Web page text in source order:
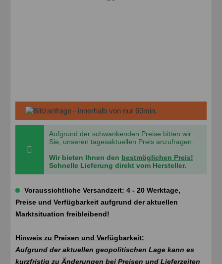
Aufgrund der schwankenden Preise bitten wir
Sie, unseren tagesaktuellen Preis anzufragen.
Wir bieten Ihnen den bestmöglichen Preis!
Schnelle Lieferung direkt vom Hersteller.
Voraussichtliche Versandzeit: 4 - 20 Werktage,
Preise und Verfügbarkeit aufgrund der aktuellen
Marktsituation freibleibend!
Hinweis zu Preisen und Verfügbarkeit:
Aufgrund der aktuellen geopolitischen Lage kann es
kurzfristig zu Änderungen bei Preisen und Lieferzeiten